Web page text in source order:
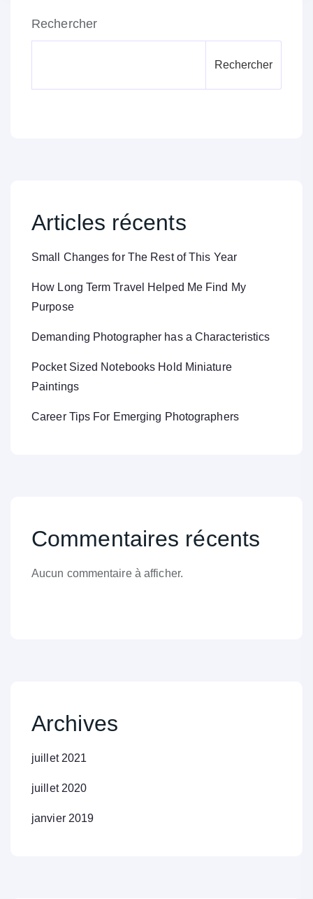
Rechercher
Rechercher
Articles récents
Small Changes for The Rest of This Year
How Long Term Travel Helped Me Find My
Purpose
Demanding Photographer has a Characteristics
Pocket Sized Notebooks Hold Miniature
Paintings
Career Tips For Emerging Photographers
Commentaires récents
Aucun commentaire à afficher.
Archives
juillet 2021
juillet 2020
janvier 2019